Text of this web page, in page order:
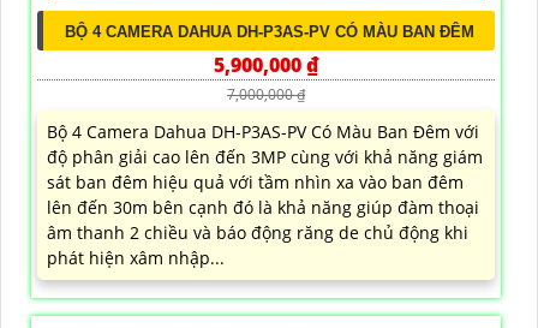
BỘ 4 CAMERA DAHUA DH-P3AS-PV CÓ MÀU BAN ĐÊM
5,900,000 ₫
7,000,000 ₫
Bộ 4 Camera Dahua DH-P3AS-PV Có Màu Ban Đêm với
độ phân giải cao lên đến 3MP cùng với khả năng giám
sát ban đêm hiệu quả với tầm nhìn xa vào ban đêm
lên đến 30m bên cạnh đó là khả năng giúp đàm thoại
âm thanh 2 chiều và báo động răng de chủ động khi
phát hiện xâm nhập...